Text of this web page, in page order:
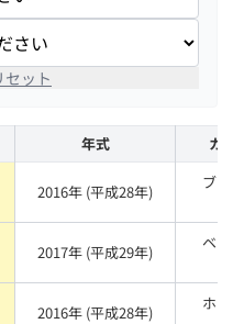
ット
年式 カラ
2016年 (平成28年)
ブラ
2017年 (平成29年)
ベー
2016年 (平成28年)
ホワ